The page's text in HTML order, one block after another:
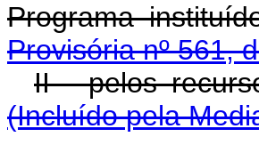
Programa
Provisória nº 561,
II - pelos
(Incluído pela